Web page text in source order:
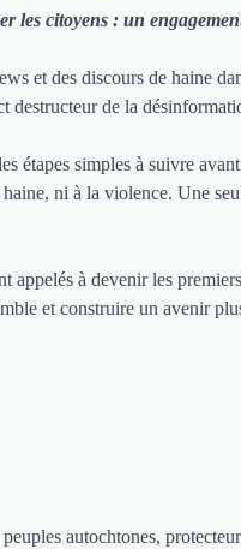
les citoyens : un
et des discours de haine
destructeur de la
étapes simples à suivre
ni à la violence. Une
appelés à devenir les
et construire un avenir
autochtones,